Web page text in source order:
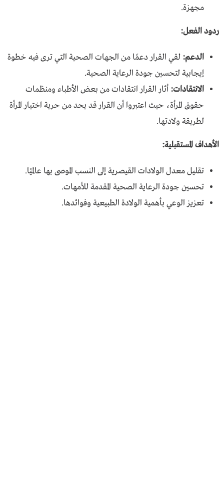
مجهزة.
ردود الفعل:
الدعم: لقي القرار دعمًا من الجهات الصحية التي ترى فيه خطوة
إيجابية لتحسين جودة الرعاية الصحية.
الانتقادات: أثار القرار انتقادات من بعض الأطباء ومنظمات
حقوق المرأة، حيث اعتبروا أن القرار قد يحد من حرية اختيار المرأة
لطريقة ولادتها.
الأهداف المستقبلية:
تقليل معدل الولادات القيصرية إلى النسب الموصى بها عالميًا.
تحسين جودة الرعاية الصحية المقدمة للأمهات.
تعزيز الوعي بأهمية الولادة الطبيعية وفوائدها.